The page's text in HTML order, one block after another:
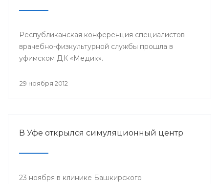
Республиканская конференция специалистов
врачебно-физкультурной службы прошла в
уфимском ДК «Медик».
29 ноября 2012
В Уфе открылся симуляционный центр
23 ноября в клинике Башкирского